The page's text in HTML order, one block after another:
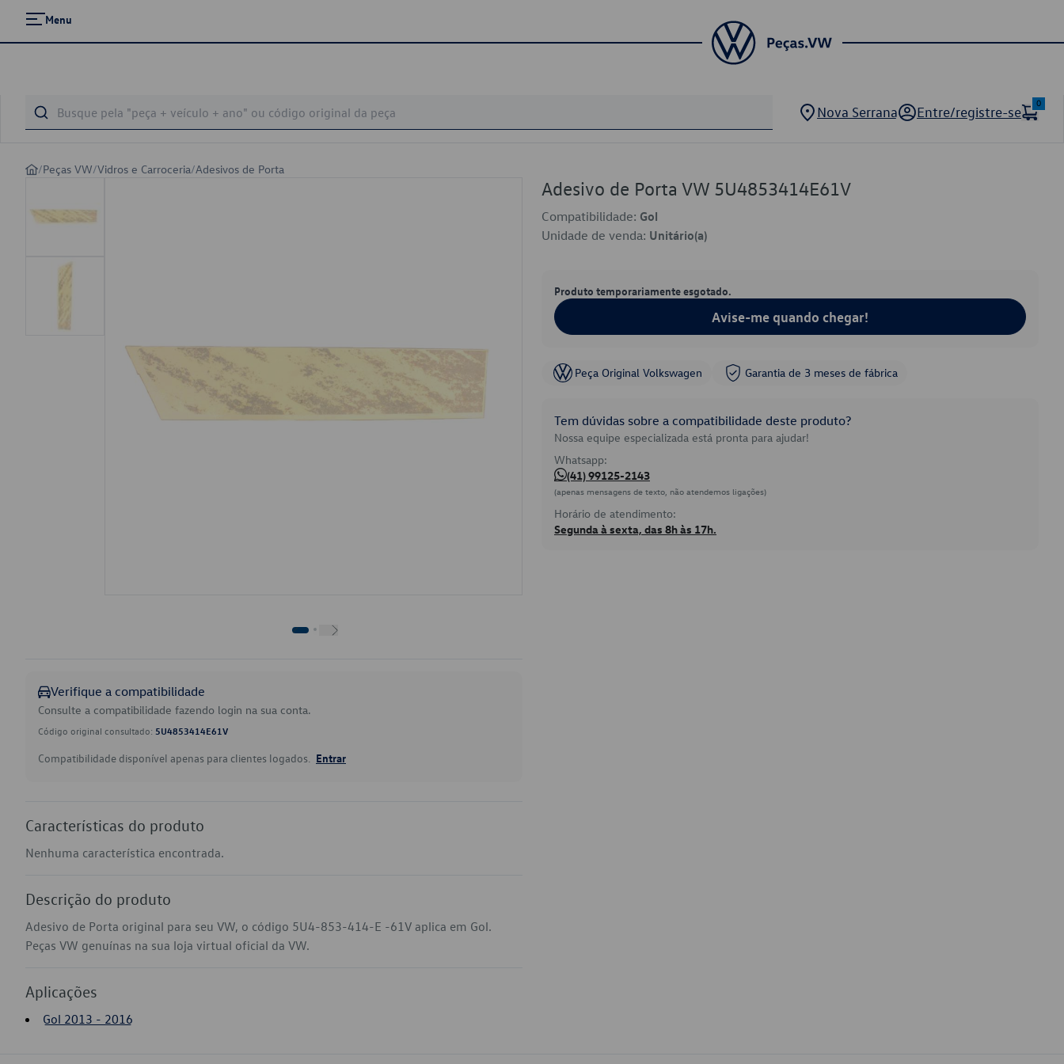
Menu
Nova Serrana Entre/registre-se
0
/Peças VW/Vidros e Carroceria/Adesivos de Porta
Verifique a compatibilidade
Consulte a compatibilidade fazendo login na sua conta.
Código original consultado: 5U4853414E61V
Compatibilidade disponível apenas para clientes logados. Entrar
Características do produto
Nenhuma característica encontrada.
Descrição do produto
Adesivo de Porta original para seu VW, o código 5U4-853-414-E -61V aplica em Gol.
Peças VW genuínas na sua loja virtual oficial da VW.
Aplicações
Gol 2013 - 2016
Adesivo de Porta VW 5U4853414E61V
Compatibilidade: Gol
Unidade de venda: Unitário(a)
Produto temporariamente esgotado.
Avise-me quando chegar!
Peça Original Volkswagen Garantia de 3 meses de fábrica
Tem dúvidas sobre a compatibilidade deste produto?
Nossa equipe especializada está pronta para ajudar!
Whatsapp:
(41) 99125-2143
(apenas mensagens de texto, não atendemos ligações)
Horário de atendimento:
Segunda à sexta, das 8h às 17h.